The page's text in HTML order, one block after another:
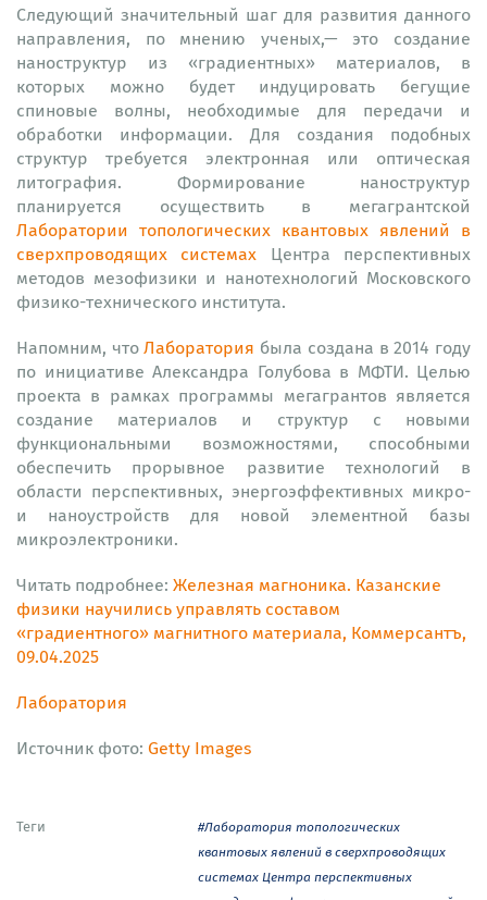
Следующий значительный шаг для развития данного
направления, по мнению ученых,— это создание
наноструктур из «градиентных» материалов, в
которых можно будет индуцировать бегущие
спиновые волны, необходимые для передачи и
обработки информации. Для создания подобных
структур требуется электронная или оптическая
литография. Формирование наноструктур
планируется осуществить в мегагрантской
Лаборатории топологических квантовых явлений в
сверхпроводящих системах Центра перспективных
методов мезофизики и нанотехнологий Московского
физико-технического института.
Напомним, чтоЛаборатория была создана в 2014 году
по инициативе Александра Голубова в МФТИ. Целью
проекта в рамках программы мегагрантов является
создание материалов и структур с новыми
функциональными возможностями, способными
обеспечить прорывное развитие технологий в
области перспективных, энергоэффективных микро-
и наноустройств для новой элементной базы
микроэлектроники.
Читать подробнее: Железная магноника. Казанские
физики научились управлять составом
«градиентного» магнитного материала, Коммерсантъ,
09.04.2025
Лаборатория
Источник фото: Getty Images
Теги
#Лаборатория топологических
квантовых явлений в сверхпроводящих
системах Центра перспективных